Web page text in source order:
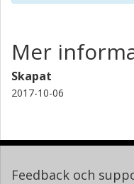
Mer
Skapat
2017-10-06
Feedback och